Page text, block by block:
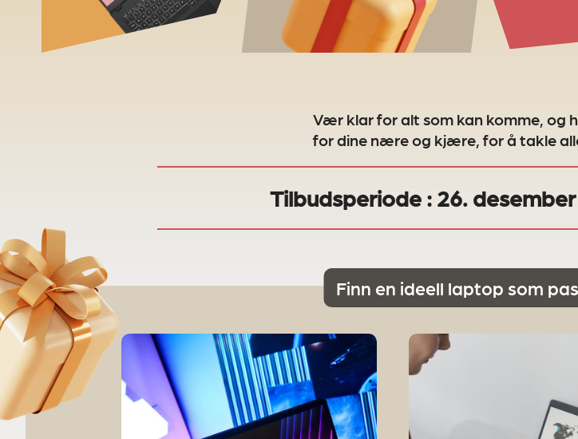
Vær klar for alt som kan komme, og
for dine nære og kjære, for å takle
Tilbudsperiode :26.
Finn en ideell laptop som